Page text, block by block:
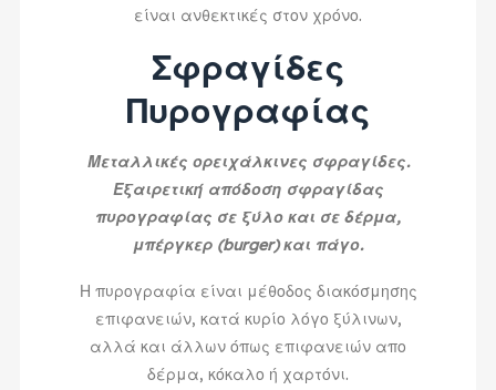
είναι ανθεκτικές στον χρόνο.
Σφραγίδες
Πυρογραφίας
Μεταλλικές ορειχάλκινες σφραγίδες.
Εξαιρετική απόδοση σφραγίδας
πυρογραφίας σε ξύλο και σε δέρμα,
μπέργκερ (burger) και πάγο.
Η πυρογραφία είναι μέθοδος διακόσμησης
επιφανειών, κατά κυρίο λόγο ξύλινων,
αλλά και άλλων όπως επιφανειών απο
δέρμα, κόκαλο ή χαρτόνι.